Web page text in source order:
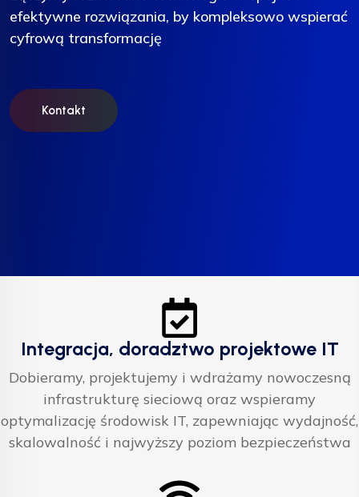
efektywne rozwiązania, by kompleksowo wspierać
cyfrową transformację
Kontakt
efektywne rozwiązania, by kompleksowo wspierać
cyfrową transformację
Kontakt
efektywne rozwiązania, by kompleksowo wspierać
cyfrową transformację
Kontakt
Integracja, doradztwo projektowe IT
Dobieramy, projektujemy i wdrażamy nowoczesną
infrastrukturę sieciową oraz wspieramy
optymalizację środowisk IT, zapewniając wydajność,
skalowalność i najwyższy poziom bezpieczeństwa